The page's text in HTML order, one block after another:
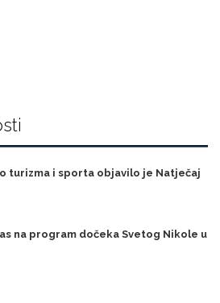
turizma i sporta objavilo je Natječaj
na program dočeka Svetog Nikole u